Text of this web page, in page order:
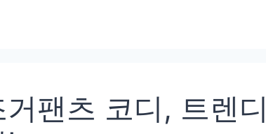
거팬츠 코디, 트렌